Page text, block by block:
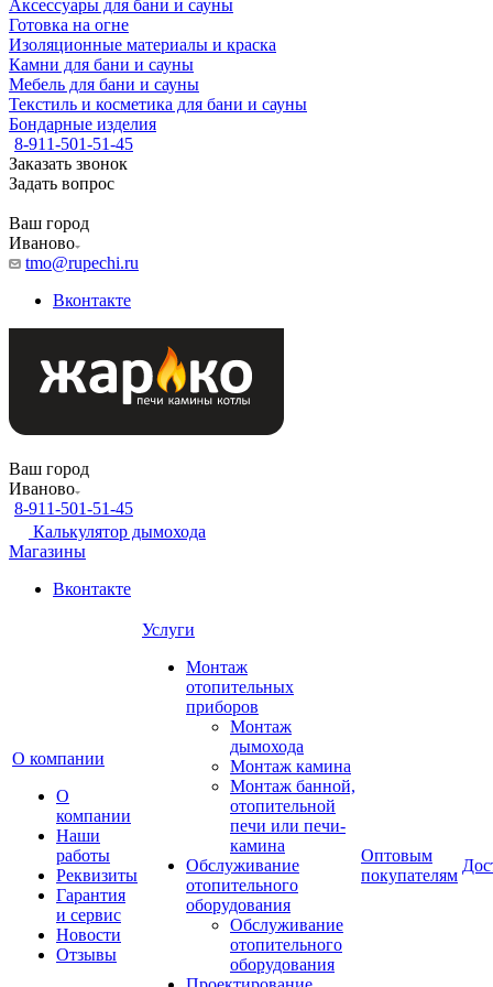
Аксессуары для бани и сауны
Готовка на огне
Изоляционные материалы и краска
Камни для бани и сауны
Мебель для бани и сауны
Текстиль и косметика для бани и сауны
Бондарные изделия
8-911-501-51-45
Заказать звонок
Задать вопрос
Ваш город
Иваново
tmo@rupechi.ru
Вконтакте
Ваш город
Иваново
8-911-501-51-45
Калькулятор дымохода
Магазины
Вконтакте
О компании
О
компании
Наши
работы
Реквизиты
Гарантия
и сервис
Новости
Отзывы
Услуги
Монтаж
отопительных
приборов
Монтаж
дымохода
Монтаж камина
Монтаж банной,
отопительной
печи или печи-
камина
Обслуживание
отопительного
оборудования
Обслуживание
отопительного
оборудования
Оптовым
покупателям